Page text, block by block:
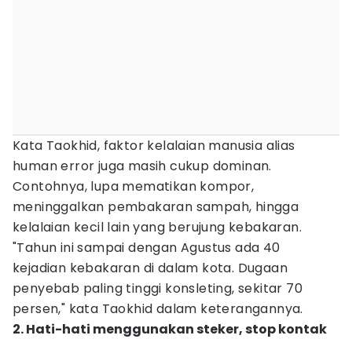
Kata Taokhid, faktor kelalaian manusia alias
human error juga masih cukup dominan.
Contohnya, lupa mematikan kompor,
meninggalkan pembakaran sampah, hingga
kelalaian kecil lain yang berujung kebakaran.
"Tahun ini sampai dengan Agustus ada 40
kejadian kebakaran di dalam kota. Dugaan
penyebab paling tinggi konsleting, sekitar 70
persen," kata Taokhid dalam keterangannya.
2. Hati-hati menggunakan steker, stop kontak